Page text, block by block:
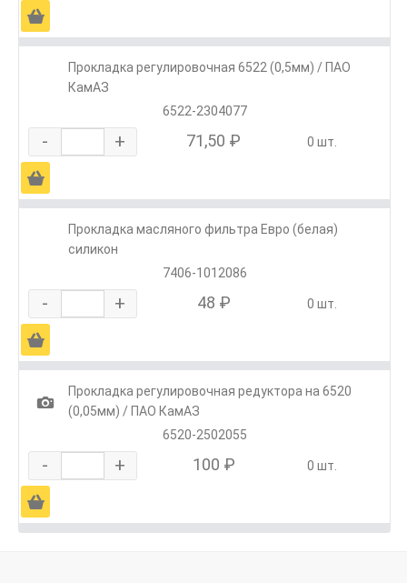
Ä
Прокладка регулировочная 6522 (0,5мм) / ПАО
КамАЗ
6522-2304077
- + 71,50 ₽ 0 шт.
Ä
Прокладка масляного фильтра Евро (белая)
силикон
7406-1012086
- + 48 ₽ 0 шт.
Ä
1
Прокладка регулировочная редуктора на 6520
(0,05мм) / ПАО КамАЗ
6520-2502055
- + 100 ₽ 0 шт.
Ä